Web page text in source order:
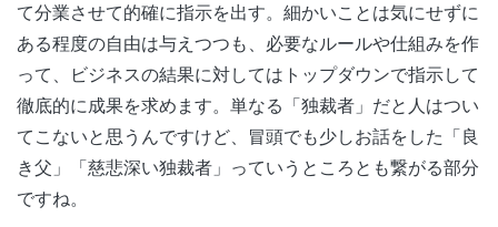
て分業させて的確に指示を出す。細かいことは気にせずに
ある程度の自由は与えつつも、必要なルールや仕組みを作
って、ビジネスの結果に対してはトップダウンで指示して
徹底的に成果を求めます。単なる「独裁者」だと人はつい
てこないと思うんですけど、冒頭でも少しお話をした「良
き父」「慈悲深い独裁者」っていうところとも繋がる部分
ですね。